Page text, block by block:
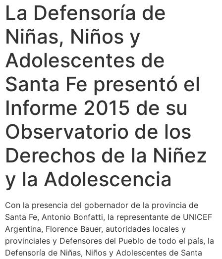
La Defensoría de
Niñas, Niños y
Adolescentes de
Santa Fe presentó el
Informe 2015 de su
Observatorio de los
Derechos de la Niñez
y la Adolescencia
Con la presencia del gobernador de la provincia de
Santa Fe, Antonio Bonfatti, la representante de UNICEF
Argentina, Florence Bauer, autoridades locales y
provinciales y Defensores del Pueblo de todo el país, la
Defensoría de Niñas, Niños y Adolescentes de Santa